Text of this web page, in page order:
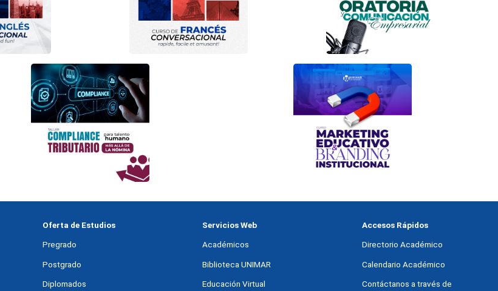
Oferta de Estudios
Pregrado
Postgrado
Diplomados
Servicios Web
Académicos
Biblioteca UNIMAR
Educación Virtual
Accesos Rápidos
Directorio Académico
Calendario Académico
Contáctanos a través de